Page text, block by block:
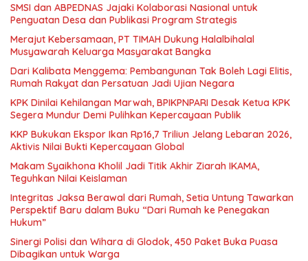
SMSI dan ABPEDNAS Jajaki Kolaborasi Nasional untuk
Merajut Kebersamaan, PT TIMAH Dukung Halalbihalal
Musyawarah Keluarga Masyarakat Bangka
Dari Kalibata Menggema: Pembangunan Tak Boleh Lagi Elitis,
Rumah Rakyat dan Persatuan Jadi Ujian Negara
KPK Dinilai Kehilangan Marwah, BPIKPNPARI Desak Ketua KPK
KKP Bukukan Ekspor Ikan Rp16,7 Triliun Jelang Lebaran 2026,
Aktivis Nilai Bukti Kepercayaan Global
Makam Syaikhona Kholil Jadi Titik Akhir Ziarah IKAMA,
Teguhkan Nilai Keislaman
Integritas Jaksa Berawal dari Rumah, Setia Untung Tawarkan
Perspektif Baru dalam Buku “Dari Rumah ke Penegakan
Hukum”
Sinergi Polisi dan Wihara di Glodok, 450 Paket Buka Puasa
Dibagikan untuk Warga